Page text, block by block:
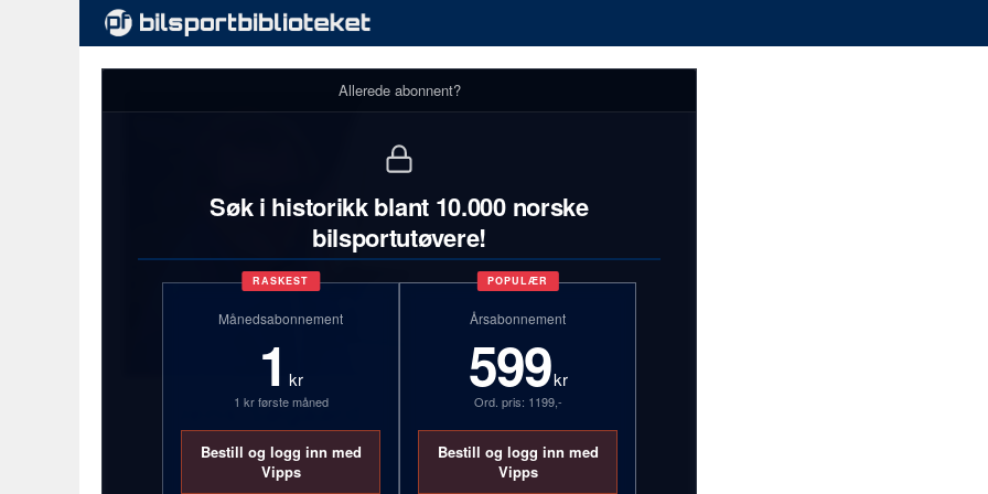
Jens Søgaard
75 år
Allerede abonnent?
Søk i historikk blant 10.000 norske
bilsportutøvere!
RASKEST
Månedsabonnement
1 kr
1 kr første måned
Bestill og logg inn med
Vipps
POPULÆR
Årsabonnement
599kr
Ord. pris: 1199,-
Bestill og logg inn med
Vipps